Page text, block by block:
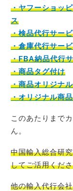
・ヤフーショッ
ス
・検品代行サー
・倉庫代行サー
・FBA納品代行
・商品タグ付け
・商品オリジナ
・オリジナル商
このあたりまで
ん。
中国輸入総合研
してご活用くだ
他の輸入代行会